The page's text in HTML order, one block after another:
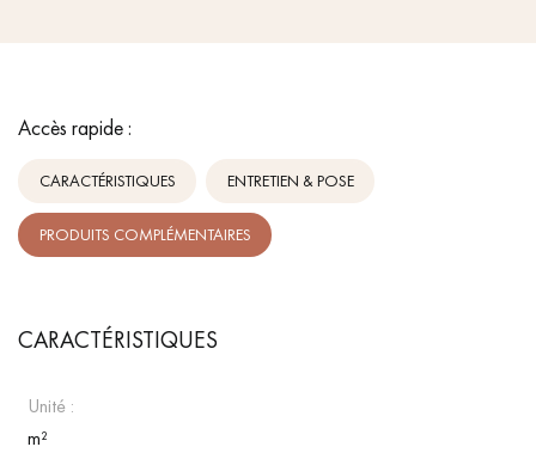
Accès rapide :
CARACTÉRISTIQUES ENTRETIEN & POSE
PRODUITS COMPLÉMENTAIRES
CARACTÉRISTIQUES
Unité :
m²